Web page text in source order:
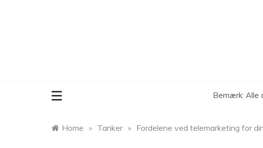
Bemærk: Alle
Home » Tanker » Fordelene ved telemarketing for